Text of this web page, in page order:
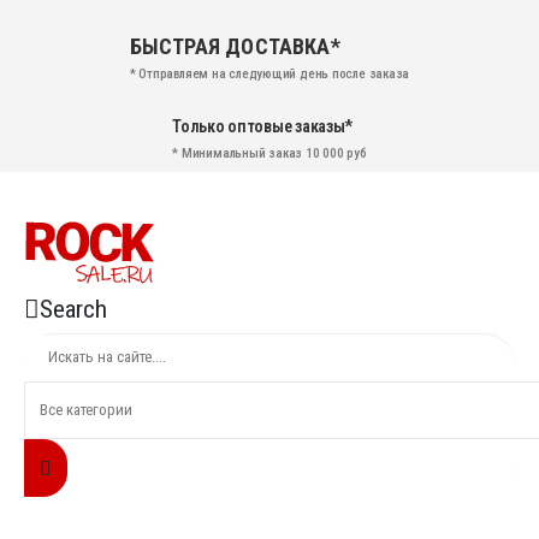
БЫСТРАЯ ДОСТАВКА*
* Отправляем на следующий день после заказа
Только оптовые заказы*
* Минимальный заказ 10 000 руб
Search